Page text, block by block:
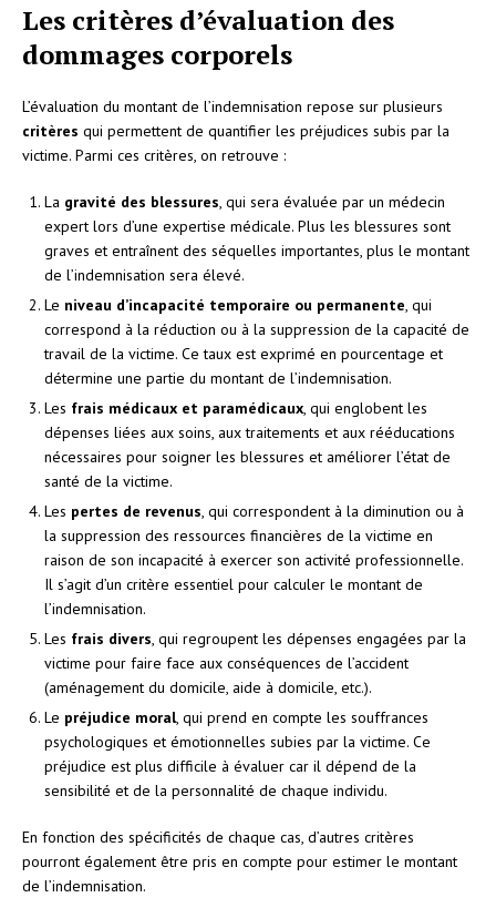
Les critères d’évaluation des
dommages corporels
L’évaluation du montant de l’indemnisation repose sur plusieurs
critères qui permettent de quantifier les préjudices subis par la
victime. Parmi ces critères, on retrouve :
La gravité des blessures, qui sera évaluée par un médecin
expert lors d’une expertise médicale. Plus les blessures sont
graves et entraînent des séquelles importantes, plus le montant
de l’indemnisation sera élevé.
Le niveau d’incapacité temporaire ou permanente, qui
correspond à la réduction ou à la suppression de la capacité de
travail de la victime. Ce taux est exprimé en pourcentage et
détermine une partie du montant de l’indemnisation.
Les frais médicaux et paramédicaux, qui englobent les
dépenses liées aux soins, aux traitements et aux rééducations
nécessaires pour soigner les blessures et améliorer l’état de
santé de la victime.
Les pertes de revenus, qui correspondent à la diminution ou à
la suppression des ressources financières de la victime en
raison de son incapacité à exercer son activité professionnelle.
Il s’agit d’un critère essentiel pour calculer le montant de
l’indemnisation.
Les frais divers, qui regroupent les dépenses engagées par la
victime pour faire face aux conséquences de l’accident
(aménagement du domicile, aide à domicile, etc.).
Le préjudice moral, qui prend en compte les souffrances
psychologiques et émotionnelles subies par la victime. Ce
préjudice est plus difficile à évaluer car il dépend de la
sensibilité et de la personnalité de chaque individu.
En fonction des spécificités de chaque cas, d’autres critères
pourront également être pris en compte pour estimer le montant
de l’indemnisation.